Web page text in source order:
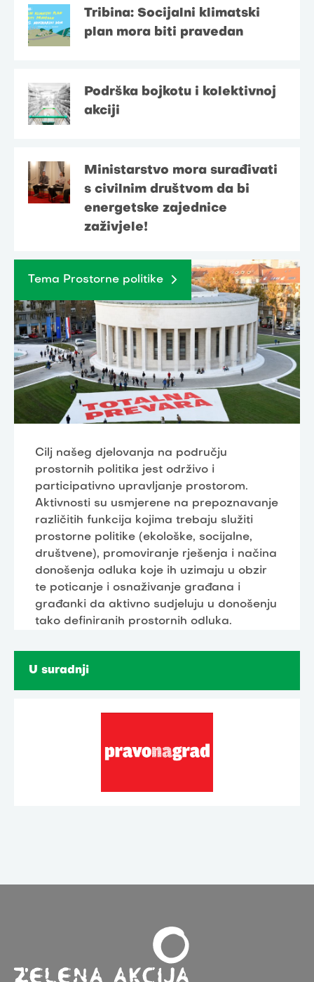
Tribina: Socijalni klimatski
plan mora biti pravedan
Podrška bojkotu i kolektivnoj
akciji
Ministarstvo mora surađivati
s civilnim društvom da bi
energetske zajednice
zaživjele!
Tema Prostorne politike
Cilj našeg djelovanja na području
prostornih politika jest održivo i
participativno upravljanje prostorom.
Aktivnosti su usmjerene na prepoznavanje
različitih funkcija kojima trebaju služiti
prostorne politike (ekološke, socijalne,
društvene), promoviranje rješenja i načina
donošenja odluka koje ih uzimaju u obzir
te poticanje i osnaživanje građana i
građanki da aktivno sudjeluju u donošenju
tako definiranih prostornih odluka.
U suradnji